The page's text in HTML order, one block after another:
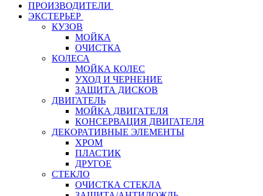
ПРОИЗВОДИТЕЛИ
ЭКСТЕРЬЕР
КУЗОВ
МОЙКА
ОЧИСТКА
КОЛЕСА
МОЙКА КОЛЕС
УХОД И ЧЕРНЕНИЕ
ЗАЩИТА ДИСКОВ
ДВИГАТЕЛЬ
МОЙКА ДВИГАТЕЛЯ
КОНСЕРВАЦИЯ ДВИГАТЕЛЯ
ДЕКОРАТИВНЫЕ ЭЛЕМЕНТЫ
ХРОМ
ПЛАСТИК
ДРУГОЕ
СТЕКЛО
ОЧИСТКА СТЕКЛА